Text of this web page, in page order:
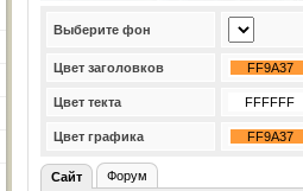
Выберите фон
Цвет заголовков
Цвет текта
Цвет графика
Сайт Форум